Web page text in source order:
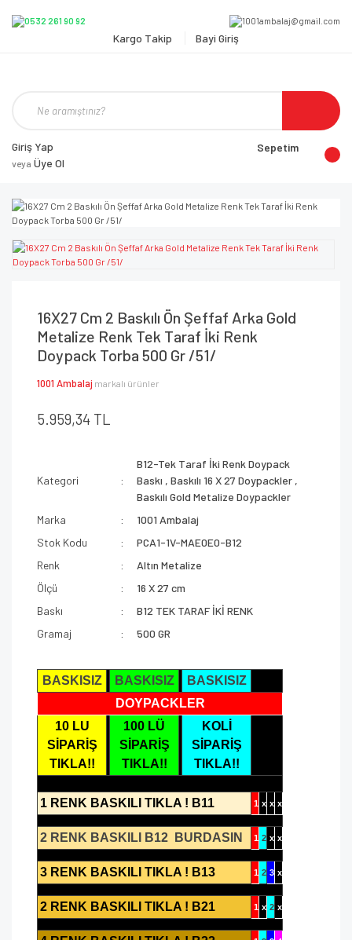
Kargo Takip Bayi Giriş
Giriş Yap
veya Üye Ol
Sepetim
16X27 Cm 2 Baskılı Ön Şeffaf Arka Gold
Metalize Renk Tek Taraf İki Renk
Doypack Torba 500 Gr /51/
1001 Ambalaj markalı ürünler
5.959,34 TL
Kategori
B12-Tek Taraf İki Renk Doypack
Baskı ,Baskılı 16 X 27 Doypackler ,
Baskılı Gold Metalize Doypackler
Marka
1001 Ambalaj
Stok Kodu
PCA1-1V-MAE0E0-B12
Renk
Altın Metalize
Ölçü
16 X 27 cm
Baskı
B12 TEK TARAF İKİ RENK
Gramaj
500 GR
BASKISIZ BASKISIZ
BASKISIZ
DOYPACKLER
10 LU
SİPARİŞ
TIKLA!!
100 LÜ
SİPARİŞ
TIKLA!!
KOLİ
SİPARİŞ
TIKLA!!
1 RENK BASKILI TIKLA ! B11 1 x x x
2 RENK BASKILI B12 BURDASIN 1 2 x x
3 RENK BASKILI TIKLA ! B13 1 2 3 x
2 RENK BASKILI TIKLA ! B21 1 x 2 x